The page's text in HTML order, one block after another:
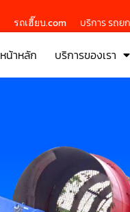
รถเฮี๊ยบ.com บริการ รถย
หน้าหลัก บริการของเรา